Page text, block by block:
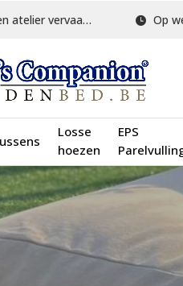
Losse
hoezen
EPS
atelier vervaardigd Op